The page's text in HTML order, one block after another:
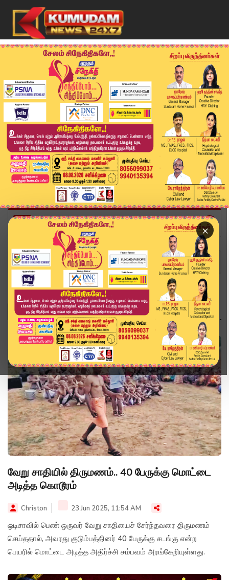
×
Home Topics
வேறு சாதியில் திருமணம்.. 40 பேருக்கு மொட்டை
அடித்த கொடூரம்
Christon 23 Jun 2025, 11:54 AM
ஒடிசாவில் பெண் ஒருவர் வேறு சாதியைச் சேர்ந்தவரை திருமணம்
செய்ததால், அவரது குடும்பத்தினர் 40 பேருக்கு சடங்கு என்ற
பெயரில் மொட்டை அடித்த அதிர்ச்சி சம்பவம் அரங்கேறியுள்ளது.